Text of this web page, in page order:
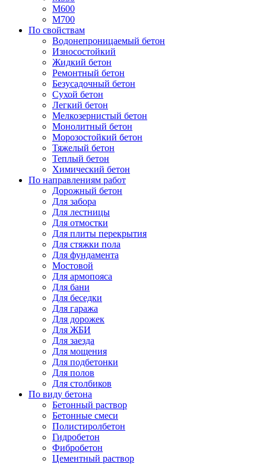
М600
М700
По свойствам
Водонепроницаемый бетон
Износостойкий
Жидкий бетон
Ремонтный бетон
Безусадочный бетон
Сухой бетон
Легкий бетон
Мелкозернистый бетон
Монолитный бетон
Морозостойкий бетон
Тяжелый бетон
Теплый бетон
Химический бетон
По направлениям работ
Дорожный бетон
Для забора
Для лестницы
Для отмостки
Для плиты перекрытия
Для стяжки пола
Для фундамента
Мостовой
Для армопояса
Для бани
Для беседки
Для гаража
Для дорожек
Для ЖБИ
Для заезда
Для мощения
Для подбетонки
Для полов
Для столбиков
По виду бетона
Бетонный раствор
Бетонные смеси
Полистиролбетон
Гидробетон
Фибробетон
Цементный раствор